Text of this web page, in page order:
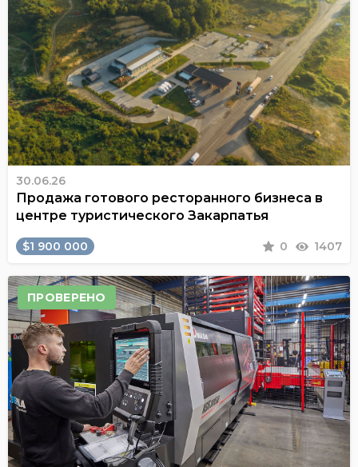
30.06.26
Продажа готового ресторанного бизнеса в
центре туристического Закарпатья
$1 900 000 0 1407
ПРОВЕРЕНО